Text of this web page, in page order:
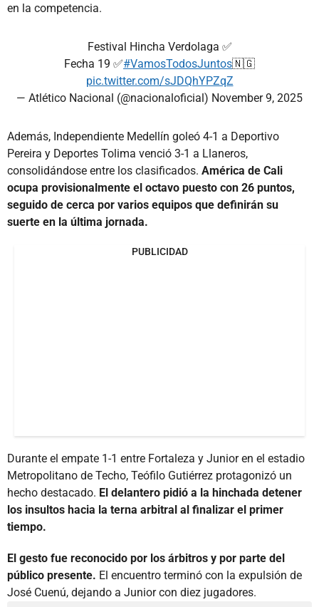
en la competencia.
Festival Hincha Verdolaga ✅
Fecha 19 ✅#VamosTodosJuntos🇳🇬
pic.twitter.com/sJDQhYPZqZ
— Atlético Nacional (@nacionaloficial) November 9, 2025
Además, Independiente Medellín goleó 4-1 a Deportivo
Pereira y Deportes Tolima venció 3-1 a Llaneros,
consolidándose entre los clasificados. América de Cali
ocupa provisionalmente el octavo puesto con 26 puntos,
seguido de cerca por varios equipos que definirán su
suerte en la última jornada.
PUBLICIDAD
Durante el empate 1-1 entre Fortaleza y Junior en el estadio
Metropolitano de Techo, Teófilo Gutiérrez protagonizó un
hecho destacado. El delantero pidió a la hinchada detener
los insultos hacia la terna arbitral al finalizar el primer
tiempo.
El gesto fue reconocido por los árbitros y por parte del
público presente. El encuentro terminó con la expulsión de
José Cuenú, dejando a Junior con diez jugadores.